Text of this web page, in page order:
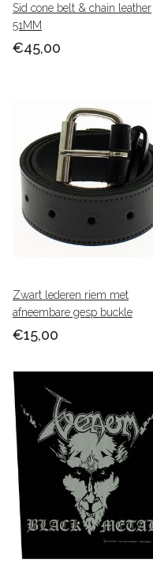
Sid cone belt & chain leather
51MM
€45,00
Zwart lederen riem met
afneembare gesp buckle
€15,00